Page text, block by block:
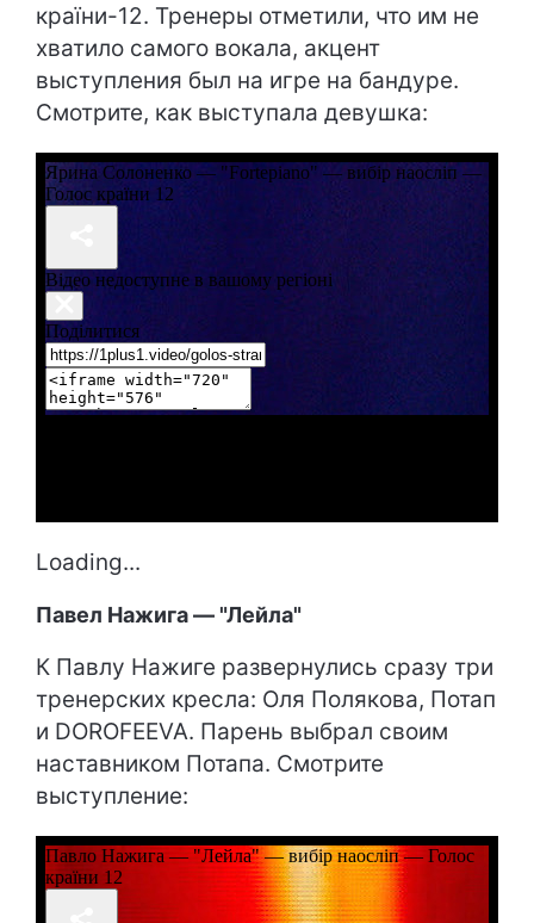
країни-12. Тренеры отметили, что им не
хватило самого вокала, акцент
выступления был на игре на бандуре.
Смотрите, как выступала девушка:
Loading...
Павел Нажига — "Лейла"
К Павлу Нажиге развернулись сразу три
тренерских кресла: Оля Полякова, Потап
и DOROFEEVA. Парень выбрал своим
наставником Потапа. Смотрите
выступление: